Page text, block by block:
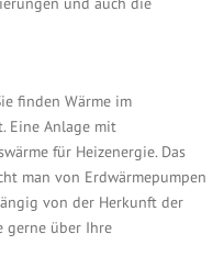
finden Wärme im
Eine Anlage mit
für Heizenergie. Das
man von Erdwärmepumpen
von der Herkunft der
gerne über Ihre